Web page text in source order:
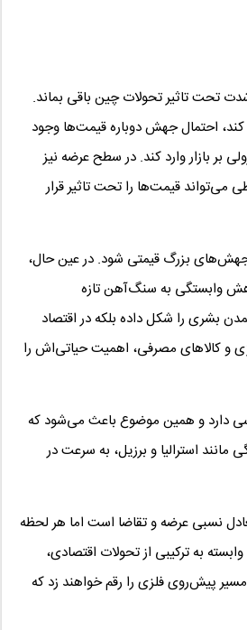
تحت تاثیر تحولات چین باقی بماند.
احتمال جهش دوباره قیمت‌ها وجود
بازار وارد کند. در سطح عرضه نیز
قیمت‌ها را تحت تاثیر قرار
جهش‌های بزرگ قیمتی شود. در عین حال،
وابستگی به سنگ‌آهن تازه
بشری را شکل داده بلکه در اقتصاد
و کالاهای مصرفی، اهمیت حیاتی‌اش را
دارد و همین موضوع باعث می‌شود که
استرالیا و برزیل، به سرعت در
نسبی عرضه و تقاضا است اما هر لحظه
به ترکیبی از تحولات اقتصادی،
پیش‌روی فلزی را رقم خواهند زد که